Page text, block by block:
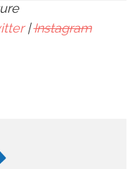
|Instagram